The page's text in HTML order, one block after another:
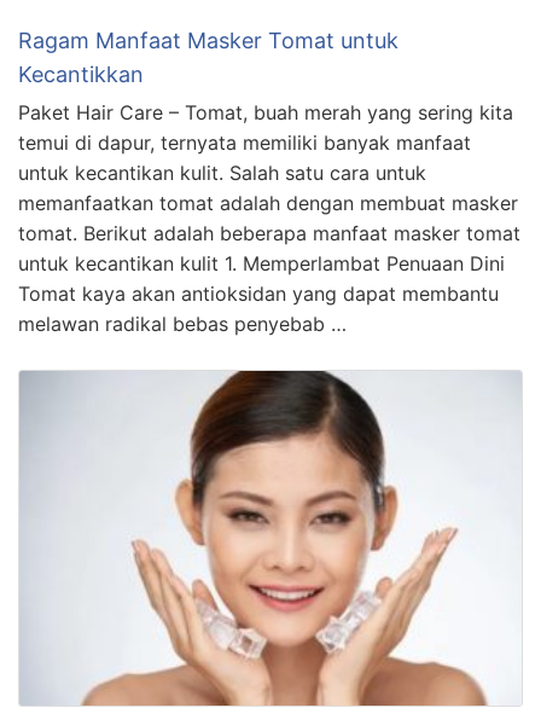
Ragam Manfaat Masker Tomat untuk
Kecantikkan
Paket Hair Care – Tomat, buah merah yang sering kita
temui di dapur, ternyata memiliki banyak manfaat
untuk kecantikan kulit. Salah satu cara untuk
memanfaatkan tomat adalah dengan membuat masker
tomat. Berikut adalah beberapa manfaat masker tomat
untuk kecantikan kulit 1. Memperlambat Penuaan Dini
Tomat kaya akan antioksidan yang dapat membantu
melawan radikal bebas penyebab …